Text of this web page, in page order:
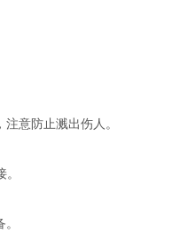
意防止溅出伤人。